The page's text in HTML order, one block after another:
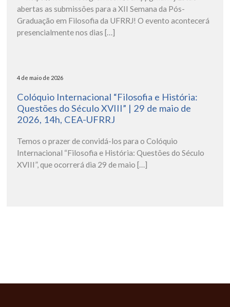
abertas as submissões para a XII Semana da Pós-
Graduação em Filosofia da UFRRJ! O evento acontecerá
presencialmente nos dias […]
4 de maio de 2026
Colóquio Internacional “Filosofia e História:
Questões do Século XVIII” | 29 de maio de
2026, 14h, CEA-UFRRJ
Temos o prazer de convidá-los para o Colóquio
Internacional “Filosofia e História: Questões do Século
XVIII”, que ocorrerá dia 29 de maio […]